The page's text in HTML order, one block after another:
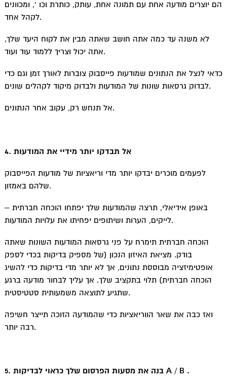
הם יוצרים מודעה אחת עם תמונה אחת, עותק, כותרת וכו ‘, ומכוונים
לקהל אחד.
לא משנה עד כמה אתה חושב שאתה מבין את לקוח היעד שלך,
אתה יכול וצריך ללמוד עוד ועוד.
כדאי לנצל את הנתונים שמודעות פייסבוק צוברות לאורך זמן וגם כדי
לבדוק גרסאות שונות של המודעות ולבדוק מיקוד לקהלים שונים.
אל תנחש רק, עקוב אחר הנתונים.
4. אל תבדקו יותר מידיי את המודעות
לפעמים מוכרים יבדקו יותר מדי וריאציות של מודעות הפייסבוק
שלהם באמזון.
באופן אידיאלי, תרצה שהמודעות שלך יפתחו הוכחה חברתית –
לייקים, הערות ושיתופים יפחיתו את עלויות המודעות.
הוכחה חברתית תימרח על פני גרסאות המודעות השונות שאתה
בודק. מציאת האיזון הנכון (של מספיק בדיקות בכדי לספק
אופטימיזציה מבוססת נתונים, אך לא יותר מדי בדיקות כדי להשיג
הוכחה חברתית) תלוי בתקציב שלך. אך עליך לבחור מודעה ברגע
שתגיע לתוצאה משמעותית סטטיסטית.
ואז כבה את שאר הווריאציות כדי שהמודעה הזוכה תייצר חשיפה
רבה יותר.
5. בנה את מסעות הפרסום שלך כראוי לבדיקות A / B .